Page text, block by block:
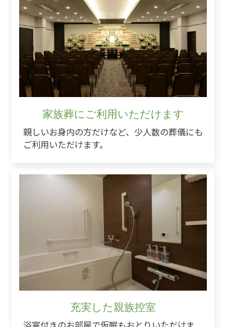
家族葬にご利用いただけます
親しいお身内の方だけなど、少人数の葬儀にも
ご利用いただけます。
充実した親族控室